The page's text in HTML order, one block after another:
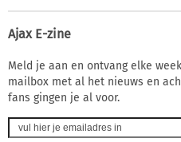
Ajax E-zine
Meld je aan en ontvang elke
mailbox met al het nieuws en
fans gingen je al voor.